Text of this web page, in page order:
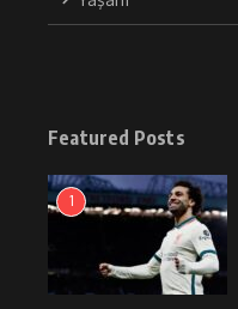
Featured Posts
1